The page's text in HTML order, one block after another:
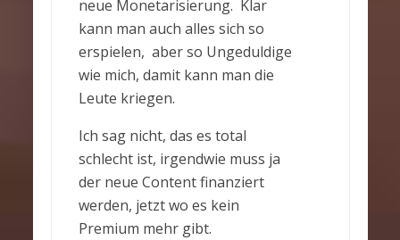
neue Monetarisierung. Klar
kann man auch alles sich so
erspielen, aber so Ungeduldige
wie mich, damit kann man die
Leute kriegen.
Ich sag nicht, das es total
schlecht ist, irgendwie muss ja
der neue Content finanziert
werden, jetzt wo es kein
Premium mehr gibt.